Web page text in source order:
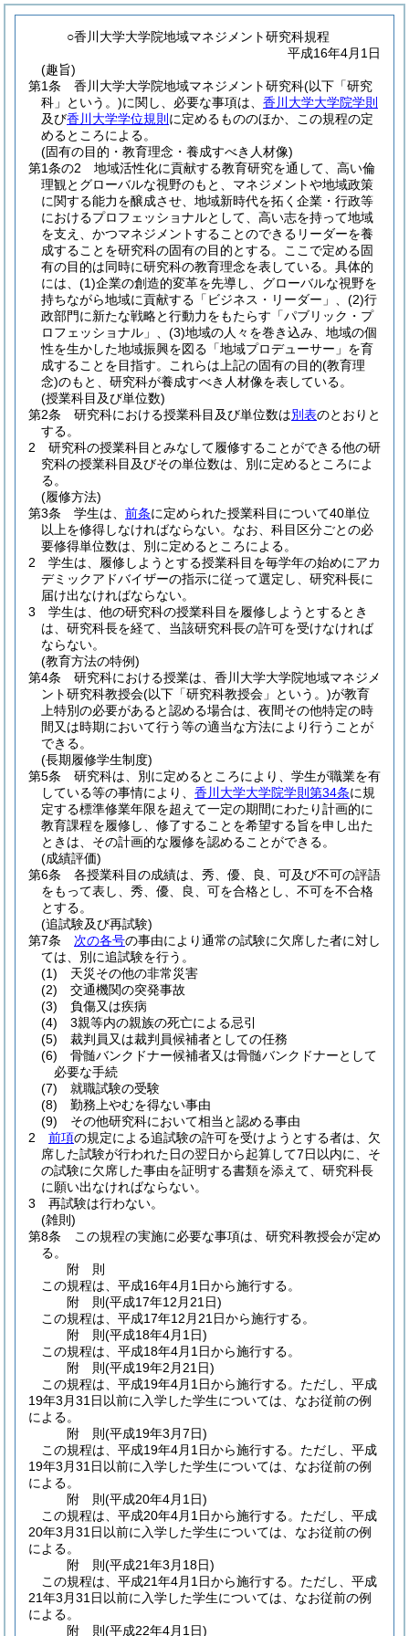
○香川大学大学院地域マネジメント研究科規程
平成16年4月1日
(趣旨)
第1条
香川大学大学院地域マネジメント研究科(以下「研究
科」という。)に関し、必要な事項は、 香川大学大学院学則
及び香川大学学位規則 に定めるもののほか、この規程の定
めるところによる。
(固有の目的・教育理念・養成すべき人材像)
第1条の2
地域活性化に貢献する教育研究を通して、高い倫
理観とグローバルな視野のもと、マネジメントや地域政策
に関する能力を醸成させ、地域新時代を拓く企業・行政等
におけるプロフェッショナルとして、高い志を持って地域
を支え、かつマネジメントすることのできるリーダーを養
成することを研究科の固有の目的とする。
ここで定める固
有の目的は同時に研究科の教育理念を表している。 具体的
には、 (1)企業の創造的変革を先導し、グローバルな視野を
持ちながら地域に貢献する「ビジネス・リーダー」、 (2)行
政部門に新たな戦略と行動力をもたらす「パブリック・プ
ロフェッショナル」、 (3)地域の人々を巻き込み、地域の個
性を生かした地域振興を図る「地域プロデューサー」を育
成することを目指す。
これらは上記の固有の目的(教育理
念)のもと、研究科が養成すべき人材像を表している。
(授業科目及び単位数)
第2条
研究科における授業科目及び単位数は別表のとおりと
する。
2
研究科の授業科目とみなして履修することができる他の研
究科の授業科目及びその単位数は、別に定めるところによ
る。
(履修方法)
第3条
学生は、 前条に定められた授業科目について40単位
以上を修得しなければならない。 なお、科目区分ごとの必
要修得単位数は、別に定めるところによる。
2
学生は、履修しようとする授業科目を毎学年の始めにアカ
デミックアドバイザーの指示に従って選定し、研究科長に
届け出なければならない。
3
学生は、他の研究科の授業科目を履修しようとするとき
は、研究科長を経て、当該研究科長の許可を受けなければ
ならない。
(教育方法の特例)
第4条
研究科における授業は、香川大学大学院地域マネジメ
ント研究科教授会(以下「研究科教授会」という。)が教育
上特別の必要があると認める場合は、夜間その他特定の時
間又は時期において行う等の適当な方法により行うことが
できる。
(長期履修学生制度)
第5条
研究科は、別に定めるところにより、学生が職業を有
している等の事情により、 香川大学大学院学則第34条に規
定する標準修業年限を超えて一定の期間にわたり計画的に
教育課程を履修し、修了することを希望する旨を申し出た
ときは、その計画的な履修を認めることができる。
(成績評価)
第6条
各授業科目の成績は、秀、優、良、可及び不可の評語
をもって表し、秀、優、良、可を合格とし、不可を不合格
とする。
(追試験及び再試験)
第7条
次の各号の事由により通常の試験に欠席した者に対し
ては、別に追試験を行う。
(1)
天災その他の非常災害
(2)
交通機関の突発事故
(3)
負傷又は疾病
(4)
3親等内の親族の死亡による忌引
(5)
裁判員又は裁判員候補者としての任務
(6)
骨髄バンクドナー候補者又は骨髄バンクドナーとして
必要な手続
(7)
就職試験の受験
(8)
勤務上やむを得ない事由
(9)
その他研究科において相当と認める事由
2
前項の規定による追試験の許可を受けようとする者は、欠
席した試験が行われた日の翌日から起算して7日以内に、そ
の試験に欠席した事由を証明する書類を添えて、研究科長
に願い出なければならない。
3
再試験は行わない。
(雑則)
第8条
この規程の実施に必要な事項は、研究科教授会が定め
る。
附 則
この規程は、平成16年4月1日から施行する。
附 則(平成17年12月21日)
この規程は、平成17年12月21日から施行する。
附 則(平成18年4月1日)
この規程は、平成18年4月1日から施行する。
附 則(平成19年2月21日)
この規程は、平成19年4月1日から施行する。 ただし、平成
19年3月31日以前に入学した学生については、なお従前の例
による。
附 則(平成19年3月7日)
この規程は、平成19年4月1日から施行する。 ただし、平成
19年3月31日以前に入学した学生については、なお従前の例
による。
附 則(平成20年4月1日)
この規程は、平成20年4月1日から施行する。 ただし、平成
20年3月31日以前に入学した学生については、なお従前の例
による。
附 則(平成21年3月18日)
この規程は、平成21年4月1日から施行する。 ただし、平成
21年3月31日以前に入学した学生については、なお従前の例
による。
附 則(平成22年4月1日)